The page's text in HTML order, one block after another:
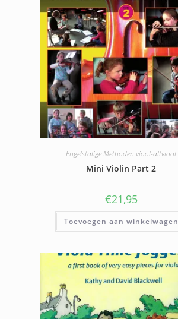
Engelstalige Methoden viool-altviool
Mini Violin Part 2
€21,95
Toevoegen aan winkelwagen